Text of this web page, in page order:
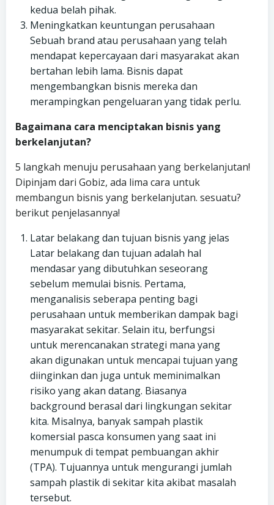
kedua belah pihak.
Meningkatkan keuntungan perusahaan
Sebuah brand atau perusahaan yang telah
mendapat kepercayaan dari masyarakat akan
bertahan lebih lama. Bisnis dapat
mengembangkan bisnis mereka dan
merampingkan pengeluaran yang tidak perlu.
Bagaimana cara menciptakan bisnis yang
berkelanjutan?
5 langkah menuju perusahaan yang berkelanjutan!
Dipinjam dari Gobiz, ada lima cara untuk
membangun bisnis yang berkelanjutan. sesuatu?
berikut penjelasannya!
Latar belakang dan tujuan bisnis yang jelas
Latar belakang dan tujuan adalah hal
mendasar yang dibutuhkan seseorang
sebelum memulai bisnis. Pertama,
menganalisis seberapa penting bagi
perusahaan untuk memberikan dampak bagi
masyarakat sekitar. Selain itu, berfungsi
untuk merencanakan strategi mana yang
akan digunakan untuk mencapai tujuan yang
diinginkan dan juga untuk meminimalkan
risiko yang akan datang. Biasanya
background berasal dari lingkungan sekitar
kita. Misalnya, banyak sampah plastik
komersial pasca konsumen yang saat ini
menumpuk di tempat pembuangan akhir
(TPA). Tujuannya untuk mengurangi jumlah
sampah plastik di sekitar kita akibat masalah
tersebut.